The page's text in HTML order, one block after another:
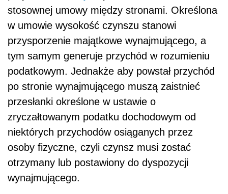
stosownej umowy między stronami. Określona
w umowie wysokość czynszu stanowi
przysporzenie majątkowe wynajmującego, a
tym samym generuje przychód w rozumieniu
podatkowym. Jednakże aby powstał przychód
po stronie wynajmującego muszą zaistnieć
przesłanki określone w ustawie o
zryczałtowanym podatku dochodowym od
niektórych przychodów osiąganych przez
osoby fizyczne, czyli czynsz musi zostać
otrzymany lub postawiony do dyspozycji
wynajmującego.